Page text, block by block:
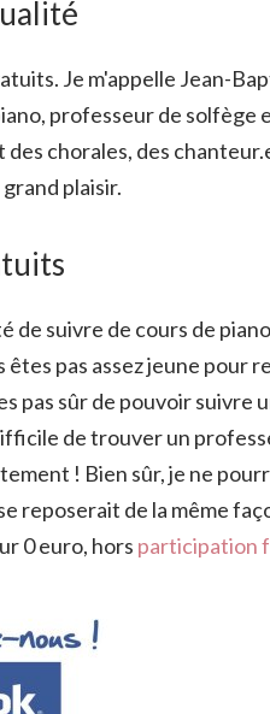
Je m'appelle Jean-
professeur de solfège
chorales, des
plaisir.
de suivre de cours de
pas assez jeune pour
pas sûr de pouvoir suivre
de trouver un
! Bien sûr, je ne
reposerait de la même
0 euro, hors participation